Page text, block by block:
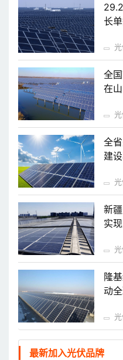
长
全
在
全
建
新
实
隆
动
最新加入光伏品牌